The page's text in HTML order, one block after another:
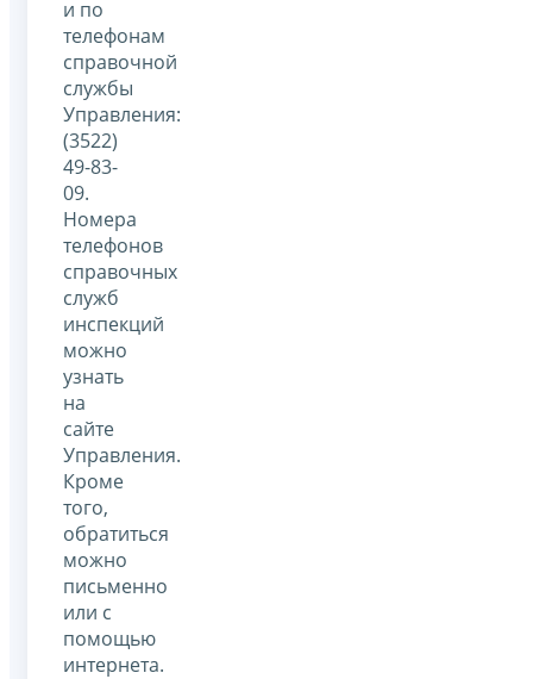
и по
телефонам
справочной
службы
Управления:
(3522)
49-83-
09.
Номера
телефонов
справочных
служб
инспекций
можно
узнать
на
сайте
Управления.
Кроме
того,
обратиться
можно
письменно
или с
помощью
интернета.